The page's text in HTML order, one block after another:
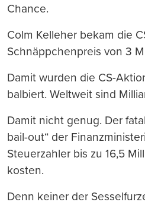
Chance.
Colm Kelleher bekam die
Schnäppchenpreis von 3
Damit wurden die CS-
balbiert. Weltweit sind
Damit nicht genug. Der
bail-out“ der
Steuerzahler bis zu 16,5
kosten.
Denn keiner der